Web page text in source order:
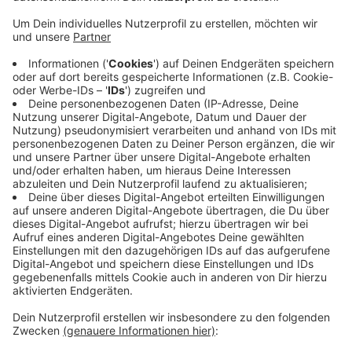
Anzeige
Ausreichend Regen sei nicht in Sicht. Die
Wasserstände der Flüsse als auch des Grundwassers
befänden sich auf Talfahrt. Betroffen sind vor allem
die oberen Bodenschichten, die für vor allem für die
Pflanzen von entscheidender Bedeutung seien. Ein
Rückgang bei Dürre könne erhebliche Folgen haben.
Die Wasserwerke in den Niederlanden schlagen bereits
Alarm und wollen nächste Woche über Maßnahmen
beraten.
Anzeige